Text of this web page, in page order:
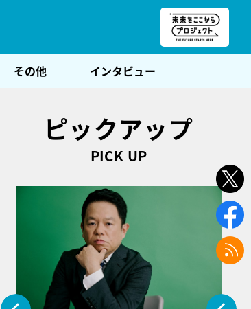
その他 インタビュー
ピックアップ
PICK UP